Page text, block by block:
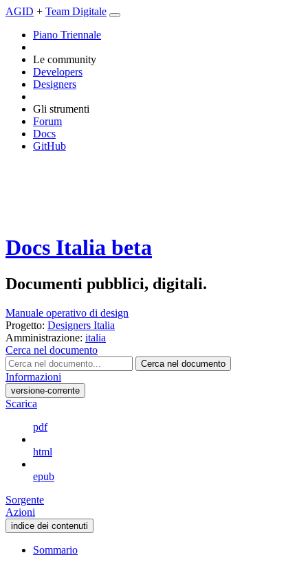
AGID + Team Digitale
Piano Triennale
Le community
Developers
Designers
Gli strumenti
Forum
Docs
GitHub
Docs Italia beta
Documenti pubblici, digitali.
Manuale operativo di design
Progetto: Designers Italia
Amministrazione: italia
Cerca nel documento
Cerca nel documento
Informazioni
versione-corrente
Scarica
pdf
html
epub
Sorgente
Azioni
indice dei contenuti
Sommario